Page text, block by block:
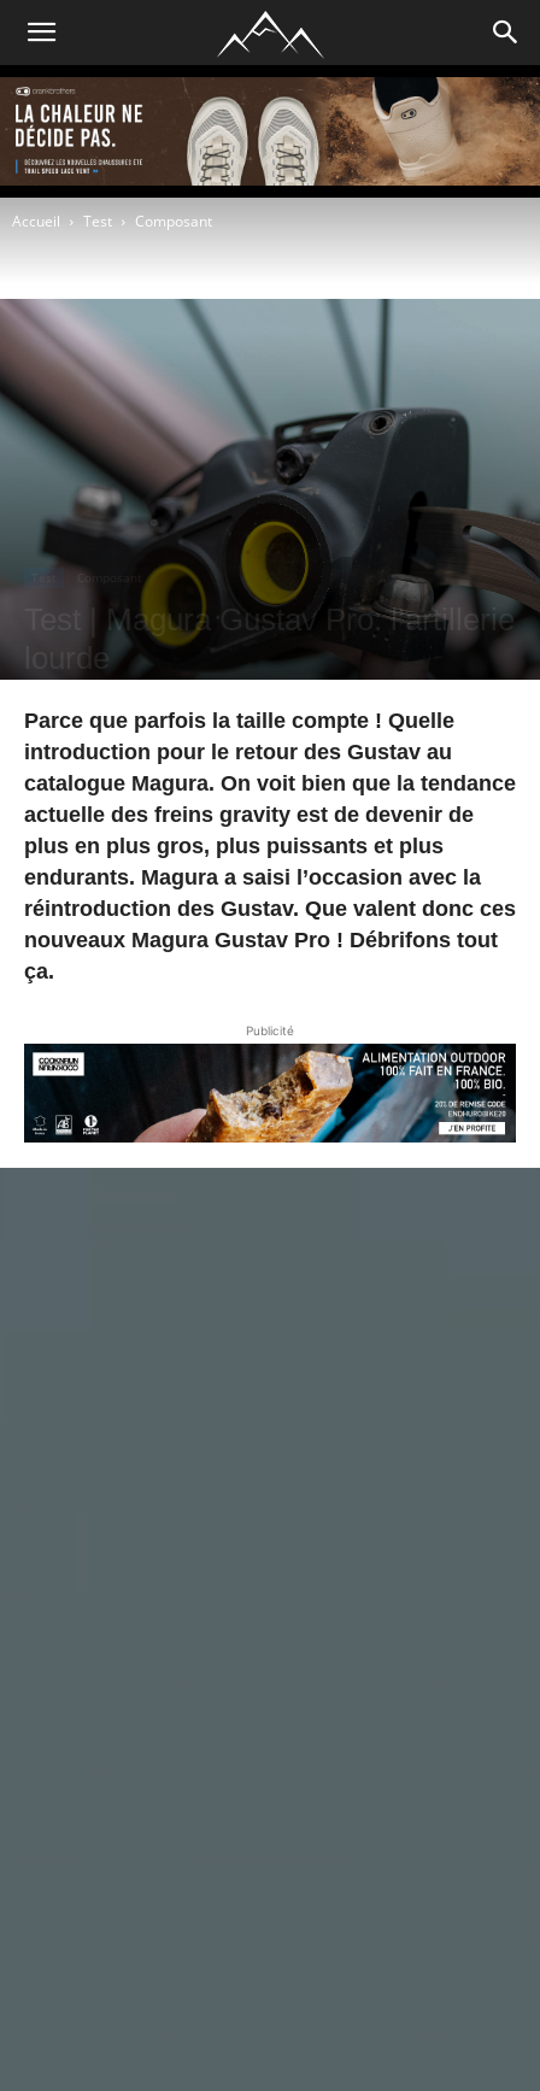
Accueil Test Composant
Composant
Test | Magura Gustav Pro: l’artillerie
lourde
Parce que parfois la taille compte ! Quelle
introduction pour le retour des Gustav au
catalogue Magura. On voit bien que la tendance
actuelle des freins gravity est de devenir de
plus en plus gros, plus puissants et plus
endurants. Magura a saisi l’occasion avec la
réintroduction des Gustav. Que valent donc ces
nouveaux Magura Gustav Pro ! Débrifons tout
ça.
Publicité